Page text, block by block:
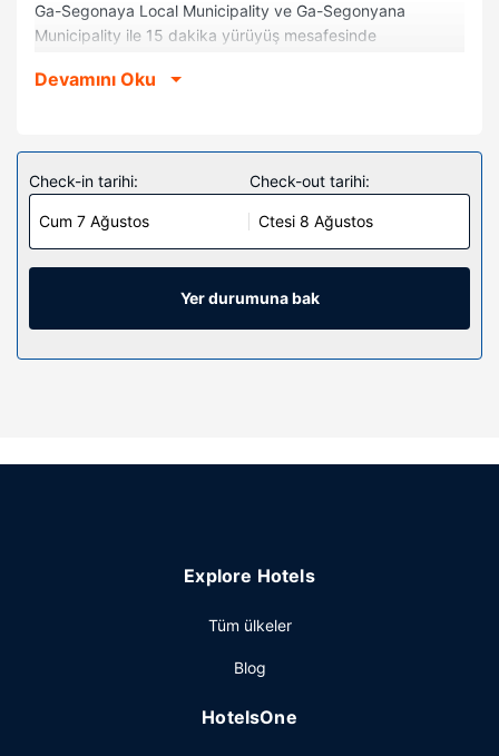
Ga-Segonaya Local Municipality ve Ga-Segonyana
Municipality ile 15 dakika yürüyüş mesafesinde
km) ve Leach Parkı ile 1,3 mi (2 km) mesafede.
25 klimalı oda mevcuttur. Misafirlerimize elektrikli su
ısıtıcıları gibi imkânlar ve kolaylıklar sunulmaktadır. Ayrıca
günlük olarak oda/kat hizmeti verilmektedir.
Otelin güzelliği
Bahçe ile manzaranın tadını çıkartın.
Kuruman Hotel misafirlerine restoranda yemek servisi
yapılıyor. Barda/oturma salonunda misafirlerimize içecek
Devamını Oku
Check-in tarihi:
Cum 7 Ağustos
Check-out tarihi:
Ctesi 8 Ağustos
Yer durumuna bak
Explore Hotels
Tüm ülkeler
Blog
HotelsOne